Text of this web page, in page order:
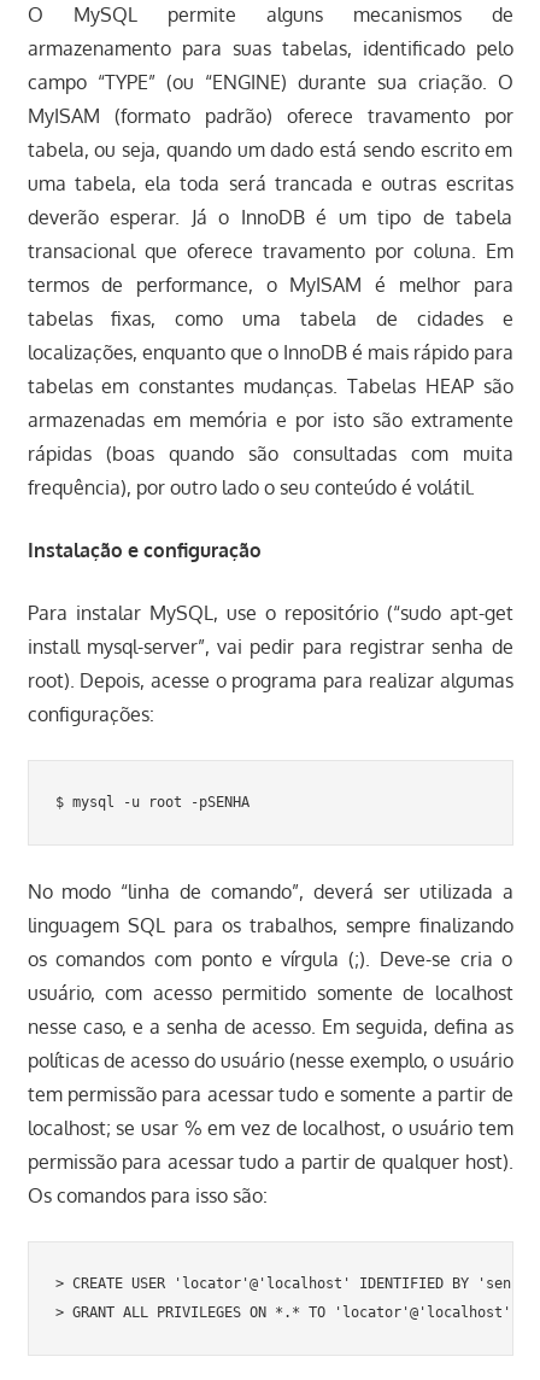
O MySQL permite alguns mecanismos de
armazenamento para suas tabelas, identificado pelo
campo “TYPE” (ou “ENGINE) durante sua criação. O
MyISAM (formato padrão) oferece travamento por
tabela, ou seja, quando um dado está sendo escrito em
uma tabela, ela toda será trancada e outras escritas
deverão esperar. Já o InnoDB é um tipo de tabela
transacional que oferece travamento por coluna. Em
termos de performance, o MyISAM é melhor para
tabelas fixas, como uma tabela de cidades e
localizações, enquanto que o InnoDB é mais rápido para
tabelas em constantes mudanças. Tabelas HEAP são
armazenadas em memória e por isto são extramente
rápidas (boas quando são consultadas com muita
frequência), por outro lado o seu conteúdo é volátil.
Instalação e configuração
Para instalar MySQL, use o repositório (“sudo apt-get
install mysql-server”, vai pedir para registrar senha de
root). Depois, acesse o programa para realizar algumas
configurações:
$ mysql -u root -pSENHA
No modo “linha de comando”, deverá ser utilizada a
linguagem SQL para os trabalhos, sempre finalizando
os comandos com ponto e vírgula (;). Deve-se cria o
usuário, com acesso permitido somente de localhost
nesse caso, e a senha de acesso. Em seguida, defina as
políticas de acesso do usuário (nesse exemplo, o usuário
tem permissão para acessar tudo e somente a partir de
localhost; se usar % em vez de localhost, o usuário tem
permissão para acessar tudo a partir de qualquer host).
Os comandos para isso são:
> CREATE USER 'locator'@'localhost' IDENTIFIED BY
> GRANT ALL PRIVILEGES ON *.* TO 'locator'@'localhost'